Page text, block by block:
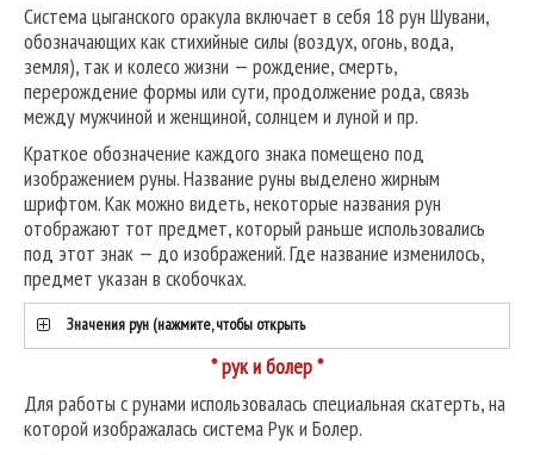
Система цыганского оракула включает в себя 18 рун Шувани,
обозначающих как стихийные силы (воздух, огонь, вода,
земля), так и колесо жизни — рождение, смерть,
перерождение формы или сути, продолжение рода, связь
между мужчиной и женщиной, солнцем и луной и пр.
Краткое обозначение каждого знака помещено под
изображением руны. Название руны выделено жирным
шрифтом. Как можно видеть, некоторые названия рун
отображают тот предмет, который раньше использовались
под этот знак — до изображений. Где название изменилось,
предмет указан в скобочках.
Значения рун (нажмите, чтобы открыть
* рук и болер *
Для работы с рунами использовалась специальная скатерть, на
которой изображалась система Рук и Болер.